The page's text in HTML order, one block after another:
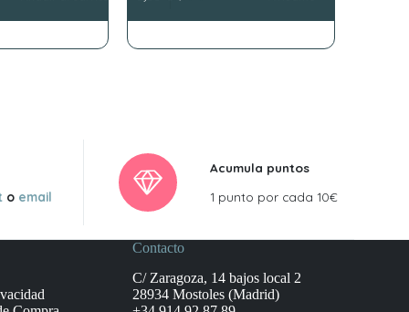
precio
era:
precio
es:
o email
Acumula puntos
1 punto por cada 10€
Contacto
C/ Zaragoza, 14 bajos local 2
28934 Mostoles (Madrid)